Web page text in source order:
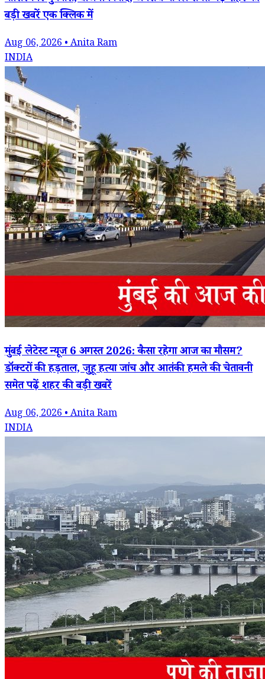
बड़ी खबरें एक क्लिक में
Aug 06, 2026 • Anita Ram
INDIA
मुंबई लेटेस्ट न्यूज 6 अगस्त 2026: कैसा रहेगा आज का मौसम?
डॉक्टरों की हड़ताल, जुहू हत्या जांच और आतंकी हमले की चेतावनी
समेत पढ़ें शहर की बड़ी खबरें
Aug 06, 2026 • Anita Ram
INDIA